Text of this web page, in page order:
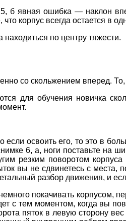
б явная ошибка — наклон
корпус всегда остается в
по центру тяжести.
со скольжением вперед.
для обучения новичка
если освоить его, то это в
6, а, ноги поставьте на
резким поворотом
вы не сдвинетесь с
разбор движения, и
покачивать корпусом,
с тем моментом, когда вы
пяток в левую сторону